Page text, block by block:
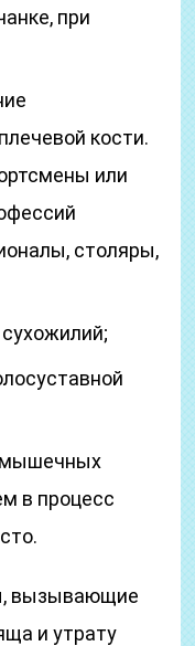
при
кости.
или
столяры,
мышечных
в процесс
вызывающие
и утрату